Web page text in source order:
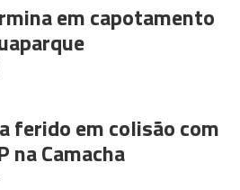
em capotamento
ferido em colisão com
na Camacha